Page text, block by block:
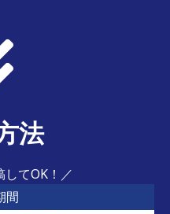
法
してOK！／
間